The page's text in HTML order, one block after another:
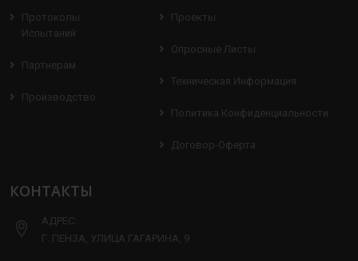
Протоколы
Испытаний
Партнерам
Производство
Проекты
Опросные Листы
Техническая Информация
Политика Конфиденциальности
Договор-Оферта
КОНТАКТЫ
АДРЕС:
Г. ПЕНЗА, УЛИЦА ГАГАРИНА, 9